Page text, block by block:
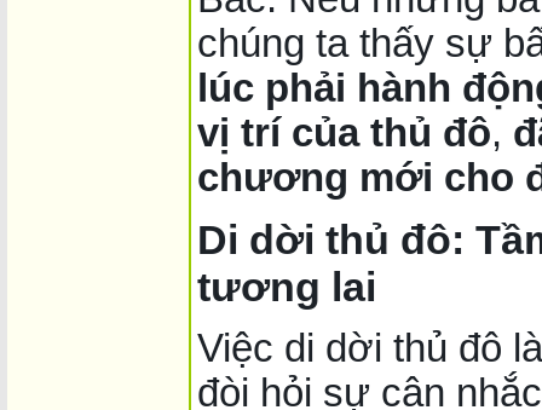
chúng ta thấy sự
lúc phải hành
vị trí của thủ đô,
chương mới cho
Di dời thủ đô:
tương lai
Việc di dời thủ đô
đòi hỏi sự cân